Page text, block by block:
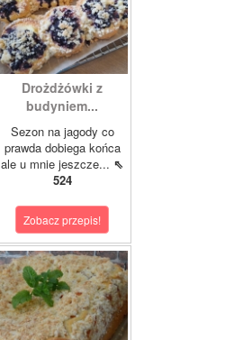
Drożdżówki z
budyniem...
Sezon na jagody co
prawda dobiega końca
ale u mnie jeszcze... ⇖
524
Zobacz przepis!